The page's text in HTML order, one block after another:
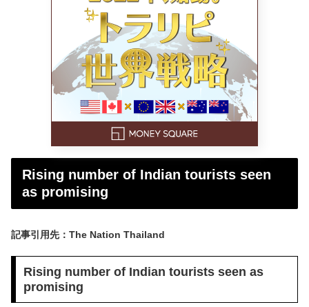
Rising number of Indian tourists seen
as promising
記事引用先：The Nation Thailand
Rising number of Indian tourists seen as
promising